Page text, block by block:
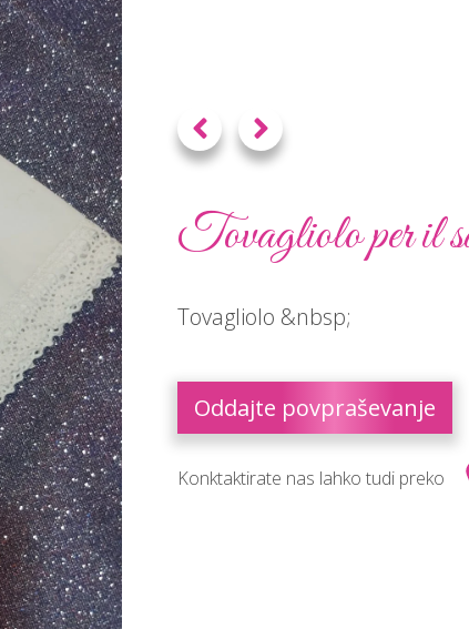
Tovagliolo per il
Tovagliolo &nbsp;
Oddajte povpraševanje
Konktaktirate nas lahko tudi preko